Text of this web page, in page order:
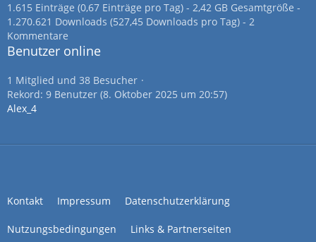
1.615 Einträge (0,67 Einträge pro Tag) - 2,42 GB Gesamtgröße -
1.270.621 Downloads (527,45 Downloads pro Tag) - 2
Kommentare
Benutzer online
1 Mitglied und 38 Besucher
Rekord: 9 Benutzer (8. Oktober 2025 um 20:57)
Alex_4
Kontakt Impressum Datenschutzerklärung
Nutzungsbedingungen Links & Partnerseiten